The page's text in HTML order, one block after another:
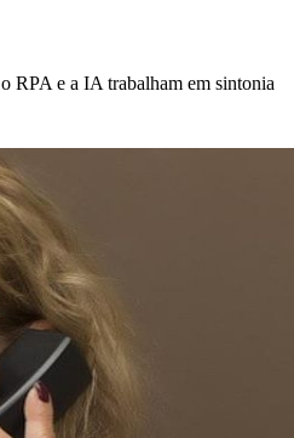
RPA e a IA trabalham em sintonia